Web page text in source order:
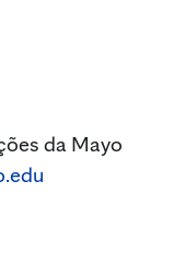
da Mayo